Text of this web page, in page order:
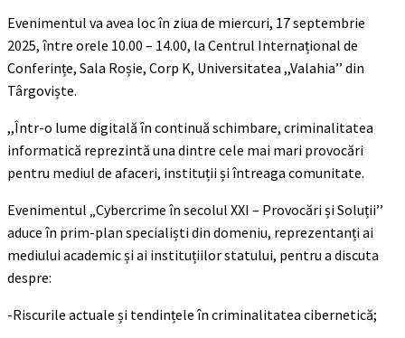
Evenimentul va avea loc în ziua de miercuri, 17 septembrie
2025, între orele 10.00 – 14.00, la Centrul Internațional de
Conferințe, Sala Roșie, Corp K, Universitatea ,,Valahia’’ din
Târgoviște.
,,Într-o lume digitală în continuă schimbare, criminalitatea
informatică reprezintă una dintre cele mai mari provocări
pentru mediul de afaceri, instituții și întreaga comunitate.
Evenimentul „Cybercrime în secolul XXI – Provocări și Soluții’’
aduce în prim-plan specialiști din domeniu, reprezentanți ai
mediului academic și ai instituțiilor statului, pentru a discuta
despre:
-Riscurile actuale și tendințele în criminalitatea cibernetică;